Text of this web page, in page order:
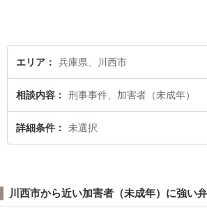
エリア 兵庫県、川西市
相談内容 刑事事件、加害者（未成年）
詳細条件 未選択
川西市から近い加害者（未成年）に強い